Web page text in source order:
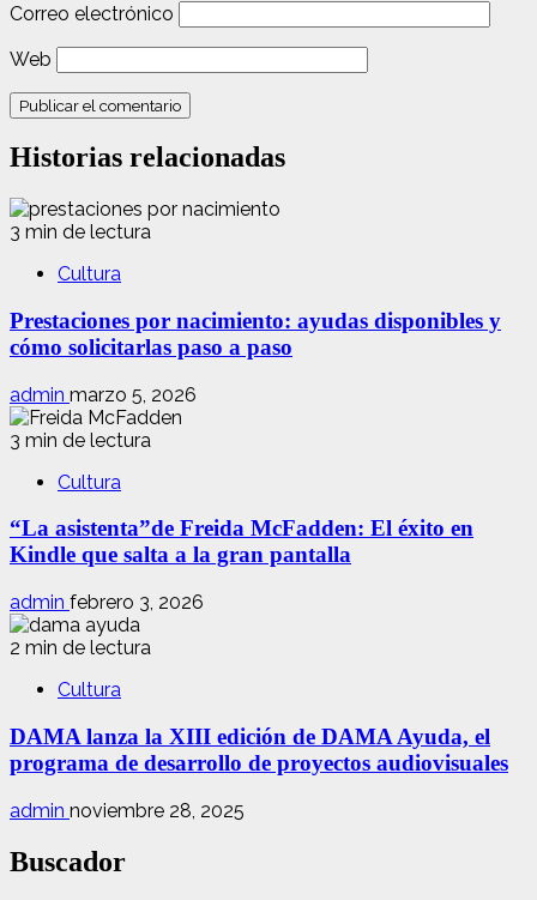
Correo electrónico
Web
Historias relacionadas
3 min de lectura
Cultura
Prestaciones por nacimiento: ayudas disponibles y
cómo solicitarlas paso a paso
admin marzo 5, 2026
3 min de lectura
Cultura
“La asistenta”de Freida McFadden: El éxito en
Kindle que salta a la gran pantalla
admin febrero 3, 2026
2 min de lectura
Cultura
DAMA lanza la XIII edición de DAMA Ayuda, el
programa de desarrollo de proyectos audiovisuales
admin noviembre 28, 2025
Buscador